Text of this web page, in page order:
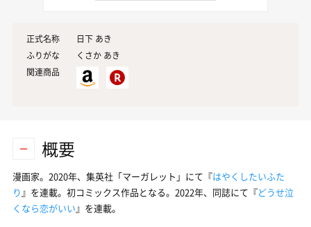
正式名称
日下 あき
ふりがな
くさか あき
関連商品
概要
漫画家。2020年、集英社「マーガレット」にて『はやくしたいふた
り』を連載。初コミックス作品となる。2022年、同誌にて『どうせ泣
くなら恋がいい』を連載。